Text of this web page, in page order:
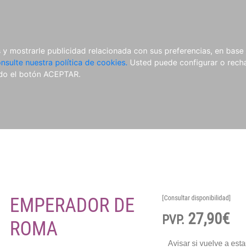
mostrarle publicidad relacionada con sus preferencias, en
nuestra política de cookies. Usted puede configurar o
el botón ACEPTAR.
EMPERADOR DE
ROMA
[Consultar disponibilidad]
PVP. 27,90€
Avisar si vuelve a